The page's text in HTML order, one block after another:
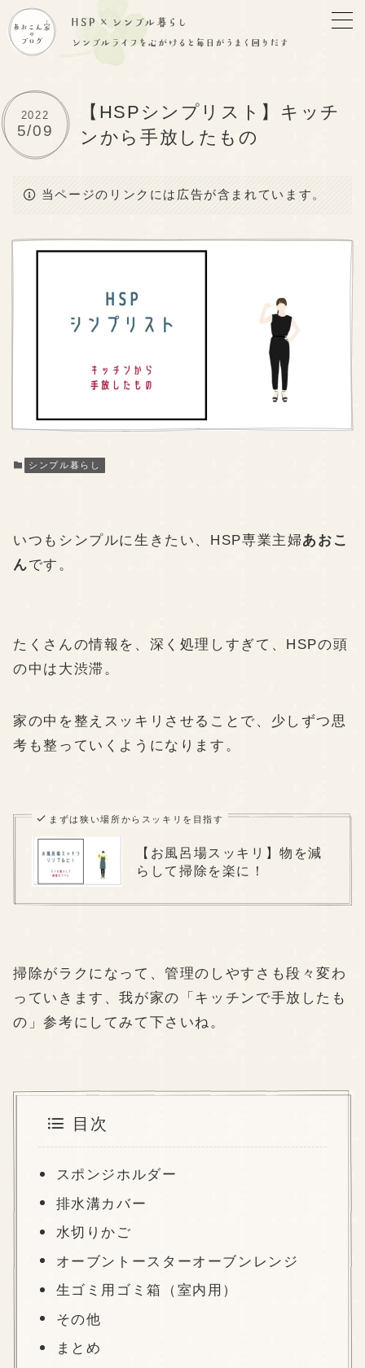
【HSPシンプリスト】キッチ
ンから手放したもの
2022
5/09
当ページのリンクには広告が含まれています。
シンプル暮らし
いつもシンプルに生きたい、HSP専業主婦あおこ
んです。
たくさんの情報を、深く処理しすぎて、HSPの頭
の中は大渋滞。
家の中を整えスッキリさせることで、少しずつ思
考も整っていくようになります。
まずは狭い場所からスッキリを目指す
【お風呂場スッキリ】物を減
らして掃除を楽に！
掃除がラクになって、管理のしやすさも段々変わ
っていきます、我が家の「キッチンで手放したも
の」参考にしてみて下さいね。
目次
スポンジホルダー
排水溝カバー
水切りかご
オーブントースターオーブンレンジ
生ゴミ用ゴミ箱（室内用）
その他
まとめ